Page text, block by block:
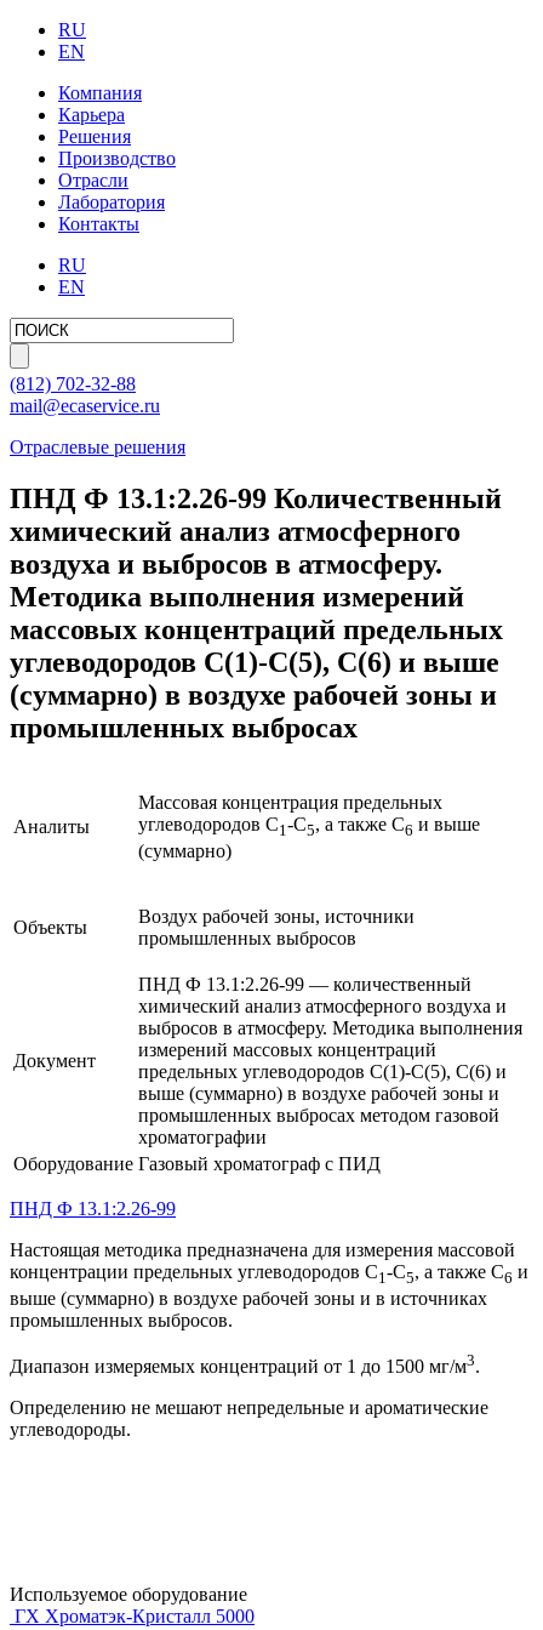
RU
EN
Компания
Карьера
Решения
Производство
Отрасли
Лаборатория
Контакты
RU
EN
(812) 702-32-88
mail@ecaservice.ru
Отраслевые решения
ПНД Ф 13.1:2.26-99 Количественный
химический анализ атмосферного
воздуха и выбросов в атмосферу.
Методика выполнения измерений
массовых концентраций предельных
углеводородов C(1)-C(5), C(6) и выше
(суммарно) в воздухе рабочей зоны и
промышленных выбросах
Аналиты
Массовая концентрация предельных
углеводородов C1-С5, а также С6 и выше
(суммарно)
Объекты
Воздух рабочей зоны, источники
промышленных выбросов
Документ
ПНД Ф 13.1:2.26-99 — количественный
химический анализ атмосферного воздуха и
выбросов в атмосферу. Методика выполнения
измерений массовых концентраций
предельных углеводородов C(1)-C(5), C(6) и
выше (суммарно) в воздухе рабочей зоны и
промышленных выбросах методом газовой
хроматографии
Оборудование Газовый хроматограф с ПИД
ПНД Ф 13.1:2.26-99
Настоящая методика предназначена для измерения массовой
концентрации предельных углеводородов C1-С5, а также С6 и
выше (суммарно) в воздухе рабочей зоны и в источниках
промышленных выбросов.
Диапазон измеряемых концентраций от 1 до 1500 мг/м3.
Определению не мешают непредельные и ароматические
углеводороды.
Используемое оборудование
ГХ Хроматэк-Кристалл 5000